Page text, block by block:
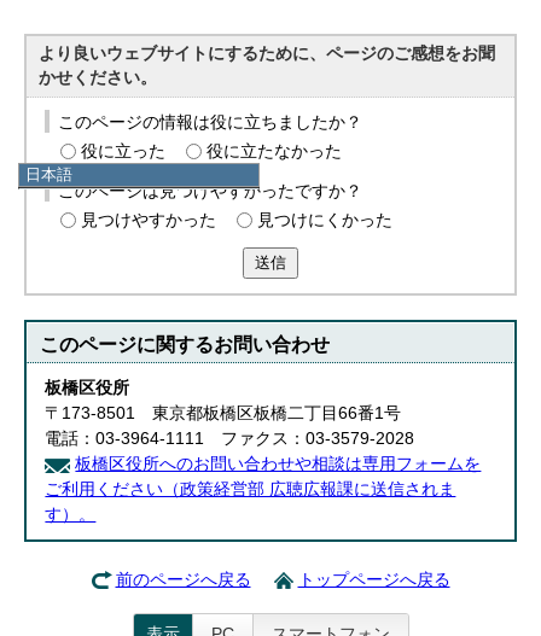
日本語
日本語
English
繁體中文
より良いウェブサイトにするために、ページのご感想をお聞
かせください。
このページの情報は役に立ちましたか？
役に立った
役に立たなかった
このページは見つけやすかったですか？
見つけやすかった
見つけにくかった
送信
このページに関するお問い合わせ
板橋区役所
〒173-8501 東京都板橋区板橋二丁目66番1号
電話：03-3964-1111 ファクス：03-3579-2028
板橋区役所へのお問い合わせや相談は専用フォームを
ご利用ください（政策経営部 広聴広報課に送信されま
す）。
前のページへ戻る トップページへ戻る